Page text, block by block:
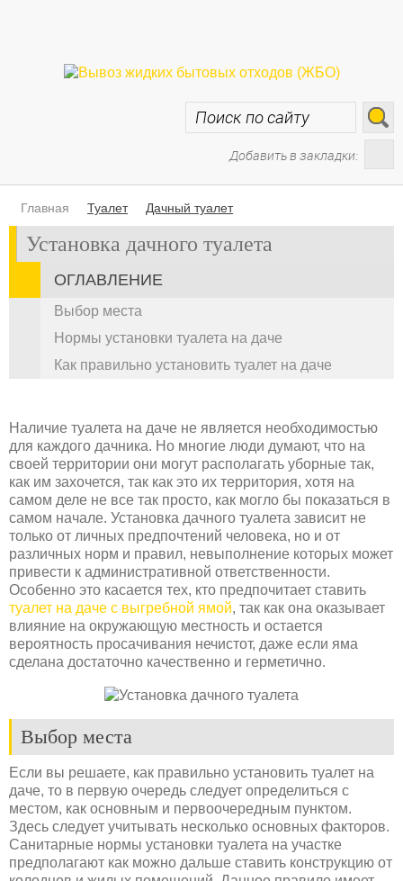
Добавить в закладки:
Главная Туалет Дачный туалет
Установка дачного туалета
ОГЛАВЛЕНИЕ
Выбор места
Нормы установки туалета на даче
Как правильно установить туалет на даче
Наличие туалета на даче не является необходимостью
для каждого дачника. Но многие люди думают, что на
своей территории они могут располагать уборные так,
как им захочется, так как это их территория, хотя на
самом деле не все так просто, как могло бы показаться в
самом начале. Установка дачного туалета зависит не
только от личных предпочтений человека, но и от
различных норм и правил, невыполнение которых может
привести к административной ответственности.
Особенно это касается тех, кто предпочитает ставить
туалет на даче с выгребной ямой, так как она оказывает
влияние на окружающую местность и остается
вероятность просачивания нечистот, даже если яма
сделана достаточно качественно и герметично.
Выбор места
Если вы решаете, как правильно установить туалет на
даче, то в первую очередь следует определиться с
местом, как основным и первоочередным пунктом.
Здесь следует учитывать несколько основных факторов.
Санитарные нормы установки туалета на участке
предполагают как можно дальше ставить конструкцию от